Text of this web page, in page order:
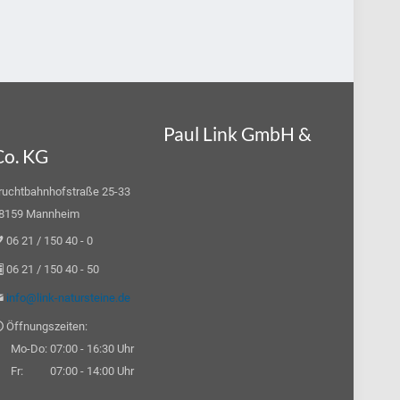
Paul Link GmbH &
KG
25-33
Mannheim
06 21 / 150 40 - 0
06 21 / 150 40 - 50
info@link-natursteine.de
Öffnungszeiten:
Do: 07:00 - 16:30 Uhr
07:00 - 14:00 Uhr